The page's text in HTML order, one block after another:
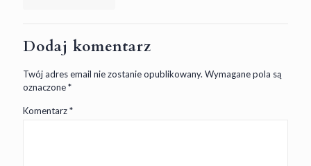
Dodaj komentarz
Twój adres email nie zostanie opublikowany. Wymagane pola są
oznaczone*
Komentarz*